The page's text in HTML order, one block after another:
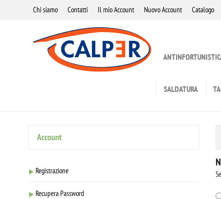
Chi siamo Contatti Il mio Account Nuovo Account Catalogo
SALDATURA
Account
Registrazione
Recupera Password